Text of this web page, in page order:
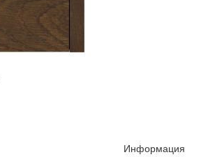
Информация